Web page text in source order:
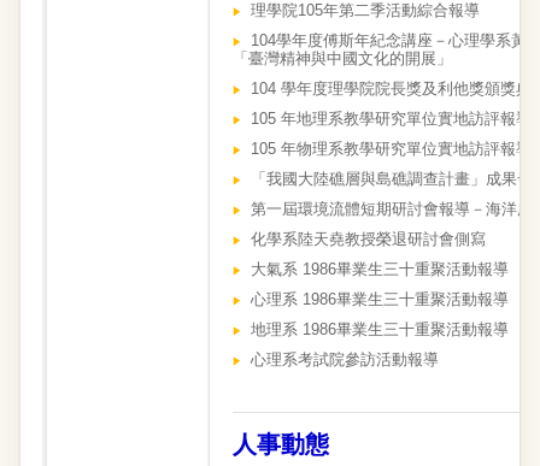
理學院105年第二季活動綜合報導
104學年度傅斯年紀念講座－心理學系黃
「臺灣精神與中國文化的開展」
104 學年度理學院院長獎及利他獎頒獎典
105 年地理系教學研究單位實地訪評報導
105 年物理系教學研究單位實地訪評報導
「我國大陸礁層與島礁調查計畫」成果
第一屆環境流體短期研討會報導－海洋所
化學系陸天堯教授榮退研討會側寫
大氣系 1986畢業生三十重聚活動報導
心理系 1986畢業生三十重聚活動報導
地理系 1986畢業生三十重聚活動報導
心理系考試院參訪活動報導
人事動態